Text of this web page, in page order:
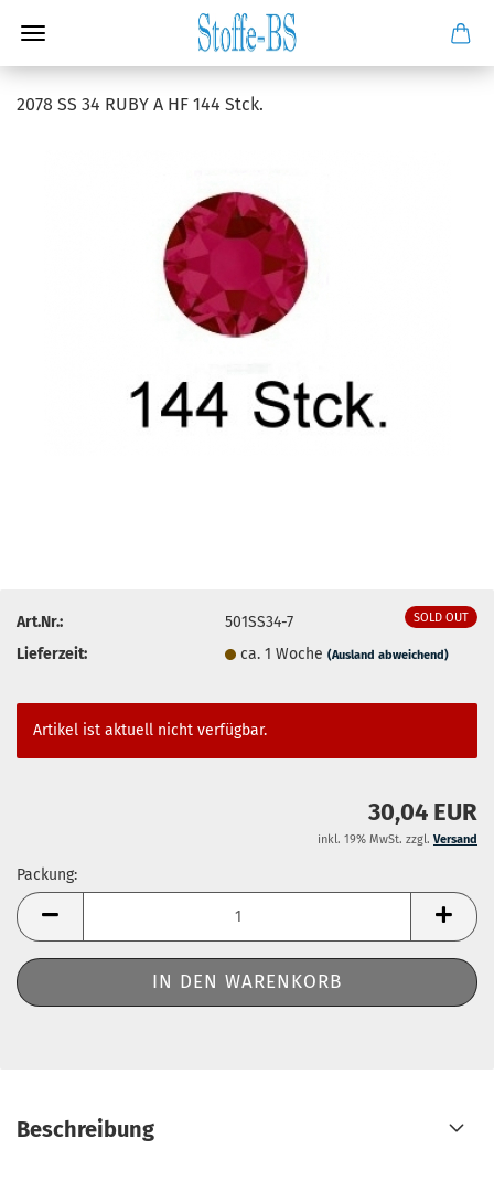
2078 SS 34 RUBY A HF 144 Stck.
SOLD OUT
Art.Nr.:
501SS34-7
Lieferzeit:
ca. 1 Woche(Ausland abweichend)
Artikel ist aktuell nicht verfügbar.
30,04 EUR
inkl. 19% MwSt. zzgl. Versand
Packung:
Packung
Beschreibung